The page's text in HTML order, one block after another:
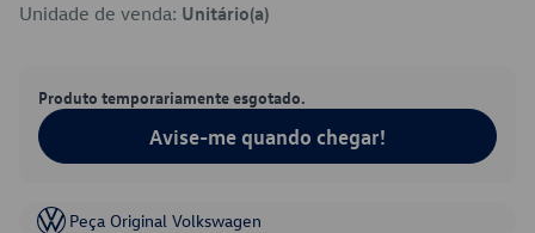
Unidade de venda: Unitário(a)
Produto temporariamente esgotado.
Avise-me quando chegar!
Peça Original Volkswagen